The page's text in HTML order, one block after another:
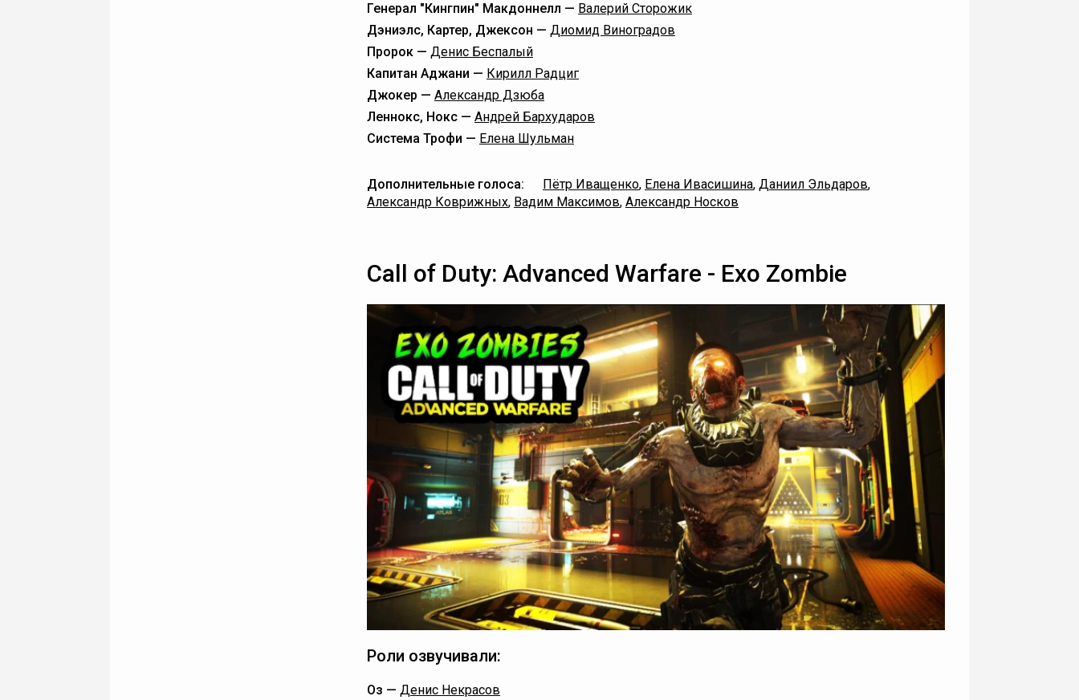
Генерал "Кингпин" Макдоннелл — Валерий Сторожик
Дэниэлс, Картер, Джексон — Диомид Виноградов
Пророк — Денис Беспалый
Капитан Аджани — Кирилл Радциг
Джокер — Александр Дзюба
Леннокс, Нокс — Андрей Бархударов
Система Трофи — Елена Шульман
Дополнительные голоса: Пётр Иващенко, Елена Ивасишина, Даниил Эльдаров,
Александр Коврижных, Вадим Максимов, Александр Носков
Call of Duty: Advanced Warfare - Exo Zombie
Роли озвучивали:
Оз — Денис Некрасов